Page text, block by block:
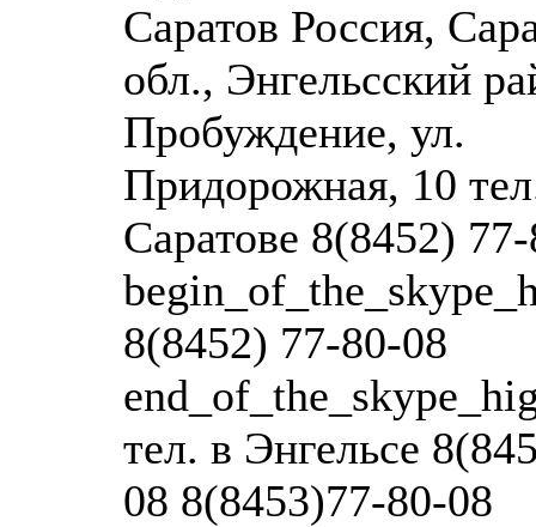
Саратов Россия,
обл., Энгельсский
Пробуждение, ул.
Придорожная, 10
Саратове 8(8452)
8(8452) 77-80-08
тел. в Энгельсе
08 8(8453)77-80-08